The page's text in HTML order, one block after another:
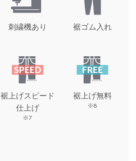
刺繍機あり 裾ゴム入れ
裾上げスピード
仕上げ
※7
裾上げ無料
※8